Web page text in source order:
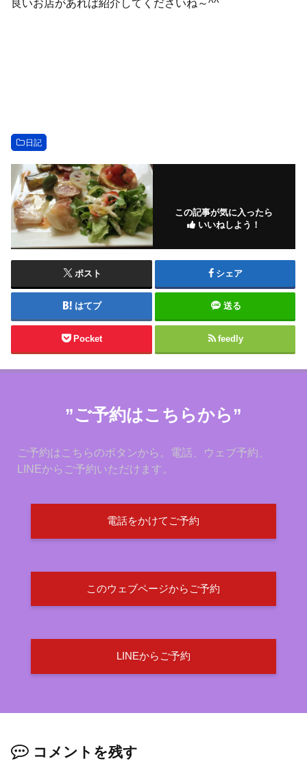
日記
この記事が気に入ったら
いいねしよう！
ポスト シェア
はてブ 送る
Pocket feedly
”ご予約はこちらから”
ご予約はこちらのボタンから。電話、ウェブ予約、
LINEからご予約いただけます。
電話をかけてご予約
このウェブページからご予約
LINEからご予約
コメントを残す